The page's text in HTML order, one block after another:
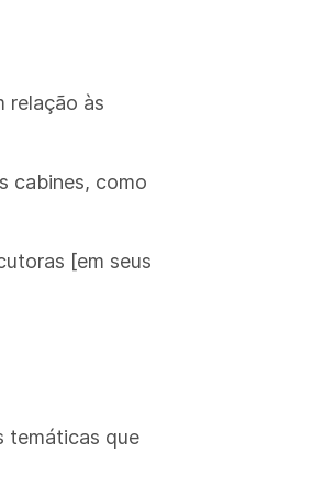
relação às
cabines, como
[em seus
temáticas que